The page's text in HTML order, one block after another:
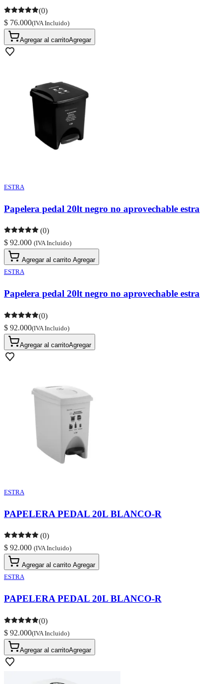
(0)
$ 76.000(IVA Incluido)
Agregar al carritoAgregar
ESTRA
Papelera pedal 20lt negro no aprovechable estra
(0)
$ 92.000 (IVA Incluido)
Agregar al carrito Agregar
ESTRA
Papelera pedal 20lt negro no aprovechable estra
(0)
$ 92.000(IVA Incluido)
Agregar al carritoAgregar
ESTRA
PAPELERA PEDAL 20L BLANCO-R
(0)
$ 92.000 (IVA Incluido)
Agregar al carrito Agregar
ESTRA
PAPELERA PEDAL 20L BLANCO-R
(0)
$ 92.000(IVA Incluido)
Agregar al carritoAgregar